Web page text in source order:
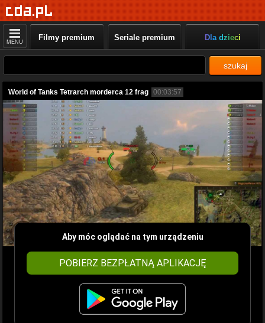
MENU Filmy premium Seriale premium Dla dzieci
szukaj
World of Tanks Tetrarch morderca 12 frag 00:03:57
Aby móc oglądać na tym urządzeniu
POBIERZ BEZPŁATNĄ APLIKACJĘ